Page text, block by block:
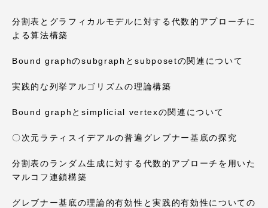
分割表とグラフィカルモデルに対する代数的アプローチに
よる算法構築
Bound graphのsubgraphとsubposetの関連について
実践的な列挙アルゴリズムの理論構築
Bound graphとsimplicial vertexの関連について
〇次元ラティスイデアルの普遍グレブナー基底の探究
分割表のランダム生成に対する代数的アプローチを用いた
マルコフ連鎖構築
グレブナー基底の理論的有効性と実践的有効性についての